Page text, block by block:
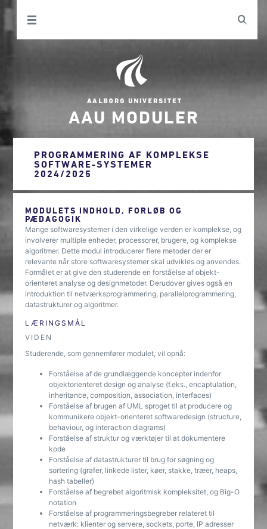
AAU MODULER
PROGRAMMERING AF KOMPLEKSE
SOFTWARE-SYSTEMER
2024/2025
MODULETS INDHOLD, FORLØB OG
PÆDAGOGIK
Mange softwaresystemer i den virkelige verden er komplekse, og
involverer multiple enheder, processorer, brugere, og komplekse
algoritmer. Dette modul introducerer flere metoder der er
relevante når store softwaresystemer skal udvikles og anvendes.
Formålet er at give den studerende en forståelse af objekt-
orienteret analyse og designmetoder. Derudover gives også en
introduktion til netværksprogrammering, parallelprogrammering,
datastrukturer og algoritmer.
LÆRINGSMÅL
VIDEN
Studerende, som gennemfører modulet, vil opnå:
Forståelse af de grundlæggende koncepter indenfor
objektorienteret design og analyse (f.eks., encaptulation,
inheritance, composition, association, interfaces)
Forståelse af brugen af UML sproget til at producere og
kommunikere objekt-orienteret softwaredesign (structure,
behaviour, og interaction diagrams)
Forståelse af struktur og værktøjer til at dokumentere
kode
Forståelse af datastrukturer til brug for søgning og
sortering (grafer, linkede lister, køer, stakke, træer, heaps,
hash tabeller)
Forståelse af begrebet algoritmisk kompleksitet, og Big-O
notation
Forståelse af programmeringsbegreber relateret til
netværk: klienter og servere, sockets, porte, IP adresser